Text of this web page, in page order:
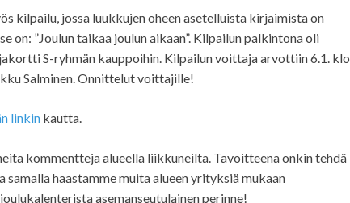
kilpailu, jossa luukkujen oheen asetelluista kirjaimista on
on: ”Joulun taikaa joulun aikaan”. Kilpailun palkintona oli
S-ryhmän kauppoihin. Kilpailun voittaja arvottiin 6.1. klo
Salminen. Onnittelut voittajille!
linkin kautta.
kommentteja alueella liikkuneilta. Tavoitteena onkin tehdä
haastamme muita alueen yrityksiä mukaan
asemanseutulainen perinne!